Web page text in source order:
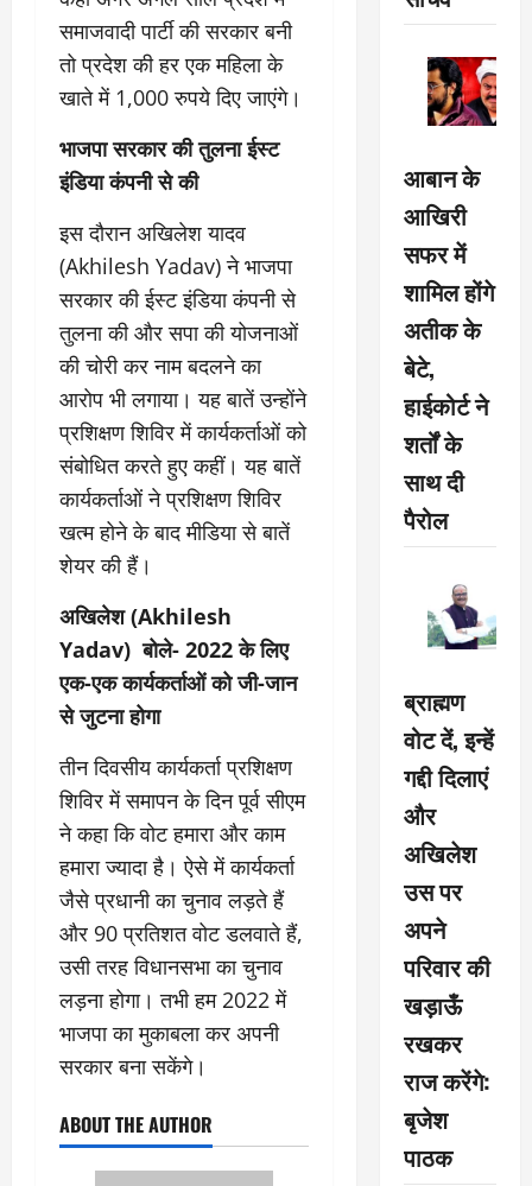
समाजवादी पार्टी की सरकार बनी
तो प्रदेश की हर एक महिला के
खाते में 1,000 रुपये दिए जाएंगे।
भाजपा सरकार की तुलना ईस्ट
इंडिया कंपनी से की
इस दौरान अखिलेश यादव
(Akhilesh Yadav) ने भाजपा
सरकार की ईस्ट इंडिया कंपनी से
तुलना की और सपा की योजनाओं
की चोरी कर नाम बदलने का
आरोप भी लगाया। यह बातें उन्होंने
प्रशिक्षण शिविर में कार्यकर्ताओं को
संबोधित करते हुए कहीं। यह बातें
कार्यकर्ताओं ने प्रशिक्षण शिविर
खत्म होने के बाद मीडिया से बातें
शेयर की हैं।
अखिलेश (Akhilesh
Yadav) बोले- 2022 के लिए
एक-एक कार्यकर्ताओं को जी-जान
से जुटना होगा
तीन दिवसीय कार्यकर्ता प्रशिक्षण
शिविर में समापन के दिन पूर्व सीएम
ने कहा कि वोट हमारा और काम
हमारा ज्यादा है। ऐसे में कार्यकर्ता
जैसे प्रधानी का चुनाव लड़ते हैं
और 90 प्रतिशत वोट डलवाते हैं,
उसी तरह विधानसभा का चुनाव
लड़ना होगा। तभी हम 2022 में
भाजपा का मुकाबला कर अपनी
सरकार बना सकेंगे।
ABOUT THE AUTHOR
आबान के
आखिरी
सफर में
शामिल होंगे
अतीक के
बेटे,
हाईकोर्ट ने
शर्तों के
साथ दी
पैरोल
ब्राह्मण
वोट दें, इन्हें
गद्दी दिलाएं
और
अखिलेश
उस पर
अपने
परिवार की
खड़ाऊँ
रखकर
राज करेंगे:
बृजेश
पाठक